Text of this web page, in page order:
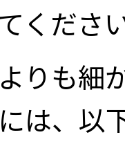
くださ
りも細
は、以